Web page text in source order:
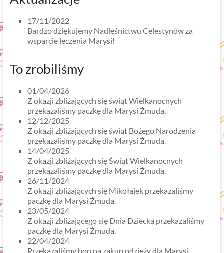
17/11/2022
Bardzo dziękujemy Nadleśnictwu Celestynów za
wsparcie leczenia Marysi!
To zrobiliśmy
01/04/2026
Z okazji zbliżających się świąt Wielkanocnych
przekazaliśmy paczkę dla Marysi Żmuda.
12/12/2025
Z okazji zbliżających się świąt Bożego Narodzenia
przekazaliśmy paczkę dla Marysi Żmuda.
14/04/2025
Z okazji zbliżających się Świąt Wielkanocnych
przekazaliśmy paczkę dla Marysi Żmuda.
26/11/2024
Z okazji zbliżających się Mikołajek przekazaliśmy
paczkę dla Marysi Żmuda.
23/05/2024
Z okazji zbliżającego się Dnia Dziecka przekazaliśmy
paczkę dla Marysi Żmuda.
22/04/2024
Przekazaliśmy bon na zakup odzieży dla Marysi